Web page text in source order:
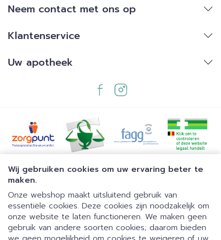
Wij gebruiken cookies om uw ervaring beter te
maken.
Onze webshop maakt uitsluitend gebruik van
essentiële cookies. Deze cookies zijn noodzakelijk om
onze website te laten functioneren. We maken geen
gebruik van andere soorten cookies; daarom bieden
Neem contact met ons op
Klantenservice
Uw apotheek
Juridische links